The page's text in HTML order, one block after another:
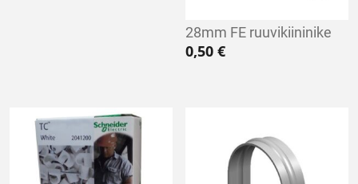
28mm FE ruuvikiininike
0,50€